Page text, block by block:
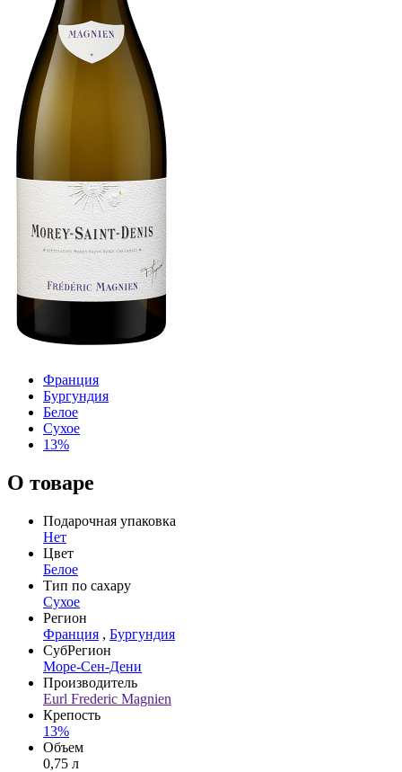
Франция
Бургундия
Белое
Сухое
13%
О товаре
Подарочная упаковка
Нет
Цвет
Белое
Тип по сахару
Сухое
Регион
Франция , Бургундия
СубРегион
Море-Сен-Дени
Производитель
Eurl Frederic Magnien
Крепость
13%
Объем
0,75 л